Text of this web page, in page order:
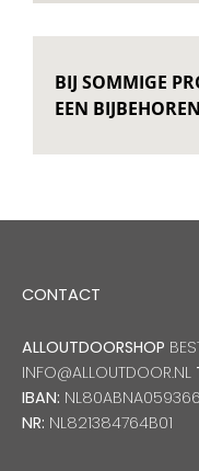
BIJ SOMMIGE
EEN
CONTACT
ALLOUTDOORSHOP
INFO@ALLOUTDOOR.NL
IBAN:
NR: NL821384764B01